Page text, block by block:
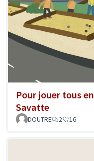
Pour jouer tous
Savatte
DOUTRE 2 16